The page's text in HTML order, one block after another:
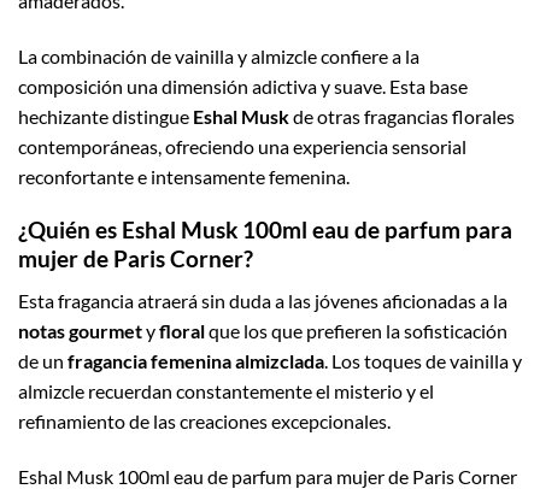
La combinación de vainilla y almizcle confiere a la
composición una dimensión adictiva y suave. Esta base
hechizante distingue Eshal Muskde otras fragancias florales
contemporáneas, ofreciendo una experiencia sensorial
reconfortante e intensamente femenina.
¿Quién es Eshal Musk 100ml eau de parfum para
mujer de Paris Corner?
Esta fragancia atraerá sin duda a las jóvenes aficionadas a la
notas gourmetyfloralque los que prefieren la sofisticación
de un fragancia femenina almizclada. Los toques de vainilla y
almizcle recuerdan constantemente el misterio y el
refinamiento de las creaciones excepcionales.
Eshal Musk 100ml eau de parfum para mujer de Paris Corner